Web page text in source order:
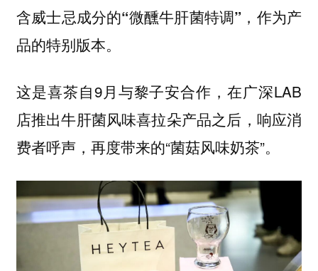
含威士忌成分的“微醺牛肝菌特调” ，作为产
品的特别版本。
这是喜茶自9月与黎子安合作，在广深LAB
店推出牛肝菌风味喜拉朵产品之后，响应消
费者呼声，再度带来的“菌菇风味奶茶”。